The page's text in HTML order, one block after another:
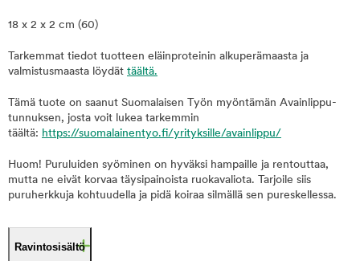
18 x 2 x 2 cm (60)
Tarkemmat tiedot tuotteen eläinproteinin alkuperämaasta ja
valmistusmaasta löydät täältä.
Tämä tuote on saanut Suomalaisen Työn myöntämän Avainlippu-
tunnuksen, josta voit lukea tarkemmin
täältä: https://suomalainentyo.fi/yrityksille/avainlippu/
Huom! Puruluiden syöminen on hyväksi hampaille ja rentouttaa,
mutta ne eivät korvaa täysipainoista ruokavaliota. Tarjoile siis
puruherkkuja kohtuudella ja pidä koiraa silmällä sen pureskellessa.
Ravintosisältö